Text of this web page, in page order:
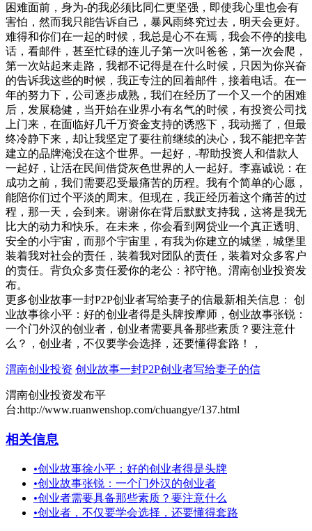
困难面前，身为-的我必须比同仁更坚强，即使我心里也会有
害怕，然而我只能告诉自己，暴风雨终究过去，明天会更好。
难得和你们在一起的时候，我总是心不在焉，我会不停的接电
话，看邮件，甚至忙碌的连儿子第一次叫爸爸，第一次会爬，
第一次站起来走路，我都不记得是在什么时候，只因为你兴奋
的告诉我这些的时候，我正专注的回着邮件，接着电话。在一
年的努力下，公司逐步成熟，我们在经历了一个又一个的困难
后，发展稳健，当开始在业界小有名气的时候，有投资公司找
上门来，在面临好几千万资金支持的诱惑下，我动摇了，但最
终冷静下来，却让我坚定了要往前继续的决心，我不能把辛苦
建立的品牌淹没在这个世界。一起好，-帮助投资人和借款人
一起好，让活在民间借贷灰色世界的人一起好。李嘉诚说：在
成功之前，我们需要忍受最痛苦的历程。我有个简单的心愿，
能陪你们过个平淡的周末。但现在，我正经历着这个痛苦的过
程，那一天，会到来。谢谢你在背后默默支持我，这将是我无
比大的动力和快乐。在未来，你会看到网贷业一个真正透明、
安全的小宇宙，而那个宇宙里，有我为你建立的城堡，城堡里
装着我对社会的责任，装着我对团队的责任，装着对众多客户
的责任。背负众多责任爱你的老公：祁守艳。渭南创业投资发
布。
更多创业故事一封P2P创业者写给妻子的信最新相关信息： 创
业故事徐小平：好的创业者得是头牌按摩师，创业故事张锐：
一个门外汉的创业者，创业者需要具备那些素质？要注意什
么？，创业者，不仅要学会选择，还要懂得套路！，
渭南创业投资 创业故事一封P2P创业者写给妻子的信
渭南创业投资发布平
台:http://www.ruanwenshop.com/chuangye/137.html
相关信息
•创业故事徐小平：好的创业者得是头牌
•创业故事张锐：一个门外汉的创业者
•创业者需要具备那些素质？要注意什么
•创业者，不仅要学会选择，还要懂得套路